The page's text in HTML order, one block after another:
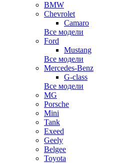
BMW
Chevrolet
Camaro
Все модели
Ford
Mustang
Все модели
Mercedes-Benz
G-class
Все модели
MG
Porsche
Mini
Tank
Exeed
Geely
Belgee
Toyota